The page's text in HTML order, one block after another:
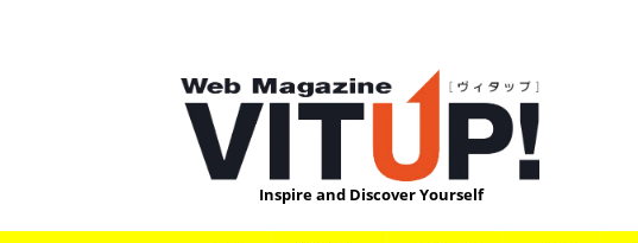
Inspire and Discover Yourself